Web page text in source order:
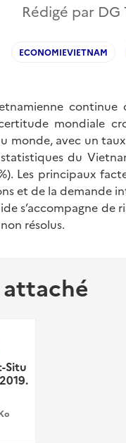
Rédigé par DG
ECONOMIEVIETNAM
mondiale
monde, avec un taux
du
Les principaux
et de la demande
s’accompagne de
résolus.
Situ